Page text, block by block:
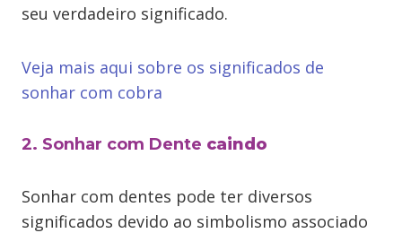
seu verdadeiro significado.
Veja mais aqui sobre os significados de
sonhar com cobra
2. Sonhar com Dente caindo
Sonhar com dentes pode ter diversos
significados devido ao simbolismo associado